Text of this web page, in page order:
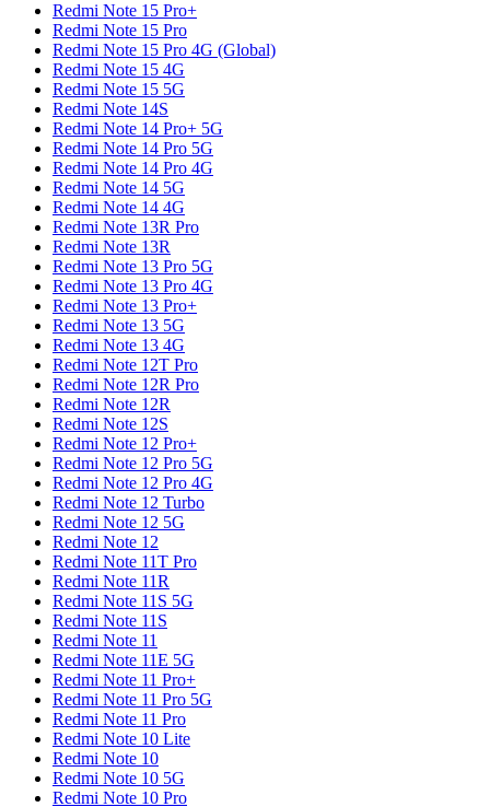
Redmi Note 15 Pro+
Redmi Note 15 Pro
Redmi Note 15 Pro 4G (Global)
Redmi Note 15 4G
Redmi Note 15 5G
Redmi Note 14S
Redmi Note 14 Pro+ 5G
Redmi Note 14 Pro 5G
Redmi Note 14 Pro 4G
Redmi Note 14 5G
Redmi Note 14 4G
Redmi Note 13R Pro
Redmi Note 13R
Redmi Note 13 Pro 5G
Redmi Note 13 Pro 4G
Redmi Note 13 Pro+
Redmi Note 13 5G
Redmi Note 13 4G
Redmi Note 12T Pro
Redmi Note 12R Pro
Redmi Note 12R
Redmi Note 12S
Redmi Note 12 Pro+
Redmi Note 12 Pro 5G
Redmi Note 12 Pro 4G
Redmi Note 12 Turbo
Redmi Note 12 5G
Redmi Note 12
Redmi Note 11T Pro
Redmi Note 11R
Redmi Note 11S 5G
Redmi Note 11S
Redmi Note 11
Redmi Note 11E 5G
Redmi Note 11 Pro+
Redmi Note 11 Pro 5G
Redmi Note 11 Pro
Redmi Note 10 Lite
Redmi Note 10
Redmi Note 10 5G
Redmi Note 10 Pro